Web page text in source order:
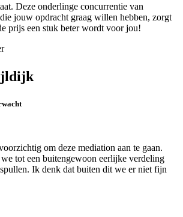
Deze onderlinge concurrentie van
jouw opdracht graag willen hebben, zorgt
prijs een stuk beter wordt voor jou!
om deze mediation aan te gaan.
tot een buitengewoon eerlijke verdeling
Ik denk dat buiten dit we er niet fijn